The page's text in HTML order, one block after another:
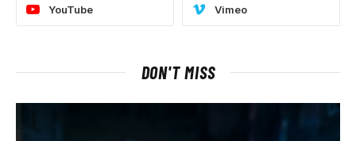
YouTube Vimeo
DON'T MISS